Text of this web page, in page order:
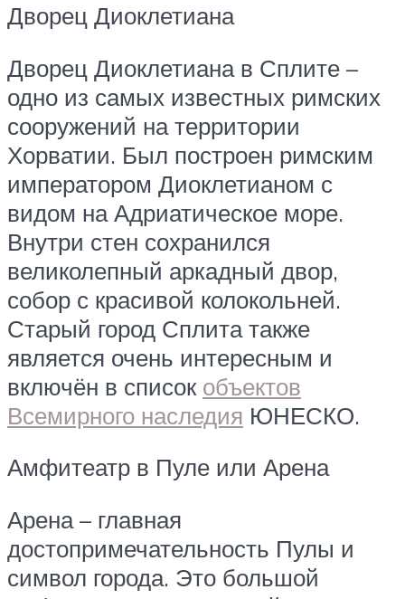
Дворец Диоклетиана
Дворец Диоклетиана в Сплите –
одно из самых известных римских
сооружений на территории
Хорватии. Был построен римским
императором Диоклетианом с
видом на Адриатическое море.
Внутри стен сохранился
великолепный аркадный двор,
собор с красивой колокольней.
Старый город Сплита также
является очень интересным и
включён в список объектов
Всемирного наследия ЮНЕСКО.
Амфитеатр в Пуле или Арена
Арена – главная
достопримечательность Пулы и
символ города. Это большой